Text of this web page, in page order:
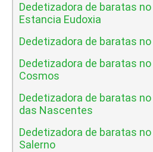
Dedetizadora de baratas no
Estancia Eudoxia
Dedetizadora de baratas
Dedetizadora de baratas no
Cosmos
Dedetizadora de baratas
das Nascentes
Dedetizadora de baratas
Salerno